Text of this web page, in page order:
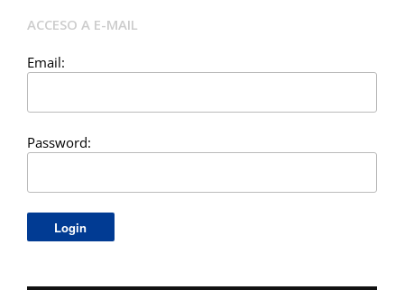
ACCESO A E-MAIL
Email:
Password: